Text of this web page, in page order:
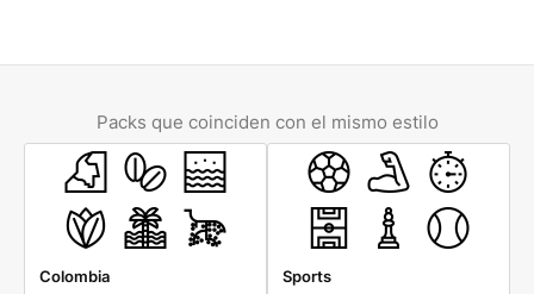
Packs que coinciden con el mismo estilo
Colombia Sports